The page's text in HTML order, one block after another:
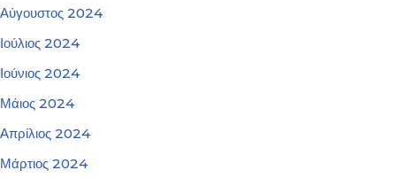
Αύγουστος 2024
Ιούλιος 2024
Ιούνιος 2024
Μάιος 2024
Απρίλιος 2024
Μάρτιος 2024